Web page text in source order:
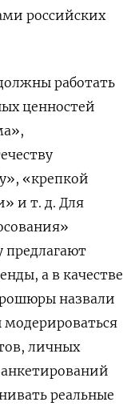
российских
работать
ценностей
«крепкой
и т. д. Для
предлагают
а в качестве
назвали
личных
реальные